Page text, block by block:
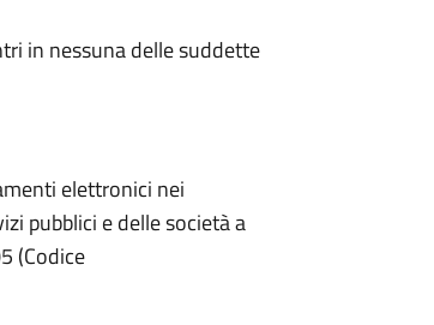
in nessuna delle suddette
elettronici nei
pubblici e delle società a
(Codice